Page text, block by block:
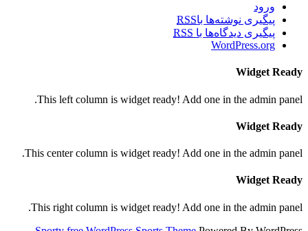
ورود
پیگیری نوشته‌ها باRSS
پیگیری دیدگاه‌ها با RSS
WordPress.org
Widget Ready
This left column is widget ready! Add one in the admin panel.
Widget Ready
This center column is widget ready! Add one in the admin panel.
Widget Ready
This right column is widget ready! Add one in the admin panel.